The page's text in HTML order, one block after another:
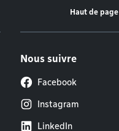
Haut de page
Nous suivre
Facebook
Instagram
LinkedIn